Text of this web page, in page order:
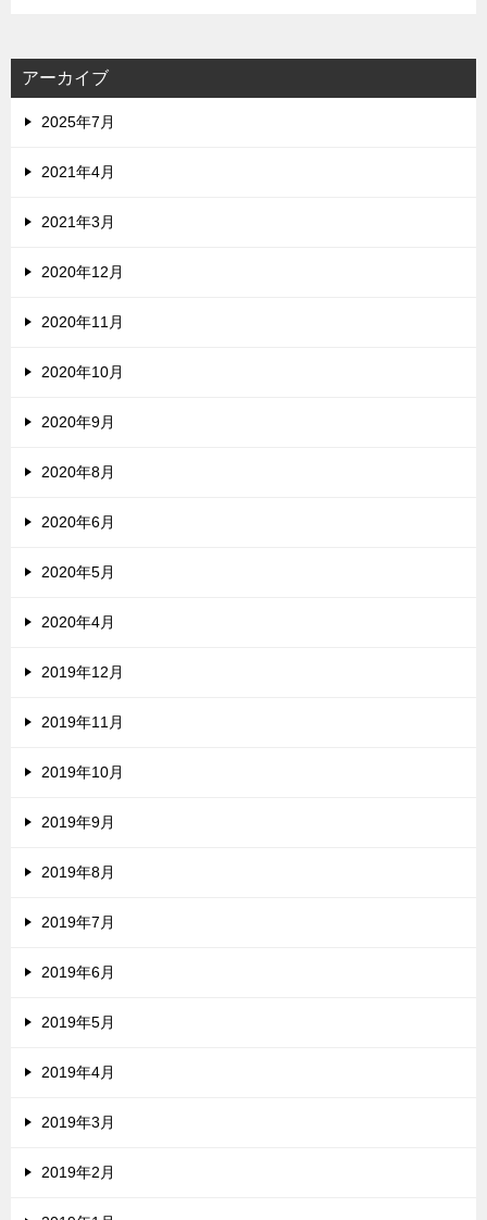
アーカイブ
2025年7月
2021年4月
2021年3月
2020年12月
2020年11月
2020年10月
2020年9月
2020年8月
2020年6月
2020年5月
2020年4月
2019年12月
2019年11月
2019年10月
2019年9月
2019年8月
2019年7月
2019年6月
2019年5月
2019年4月
2019年3月
2019年2月